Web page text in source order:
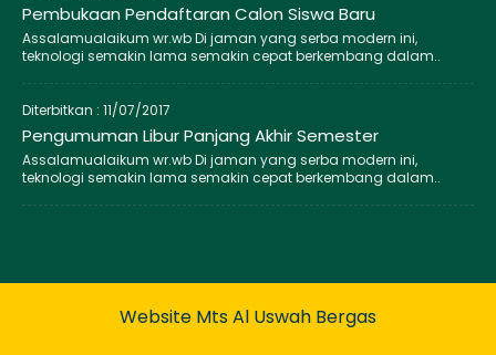
Pembukaan Pendaftaran Calon Siswa Baru
Assalamualaikum wr.wb Di jaman yang serba modern ini,
teknologi semakin lama semakin cepat berkembang dalam..
Diterbitkan : 11/07/2017
Pengumuman Libur Panjang Akhir Semester
Assalamualaikum wr.wb Di jaman yang serba modern ini,
teknologi semakin lama semakin cepat berkembang dalam..
Website Mts Al Uswah Bergas